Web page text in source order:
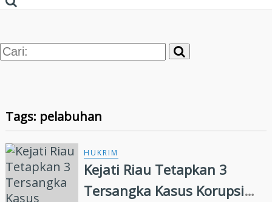
Tags: pelabuhan
HUKRIM
Kejati Riau Tetapkan 3
Tersangka Kasus Korupsi